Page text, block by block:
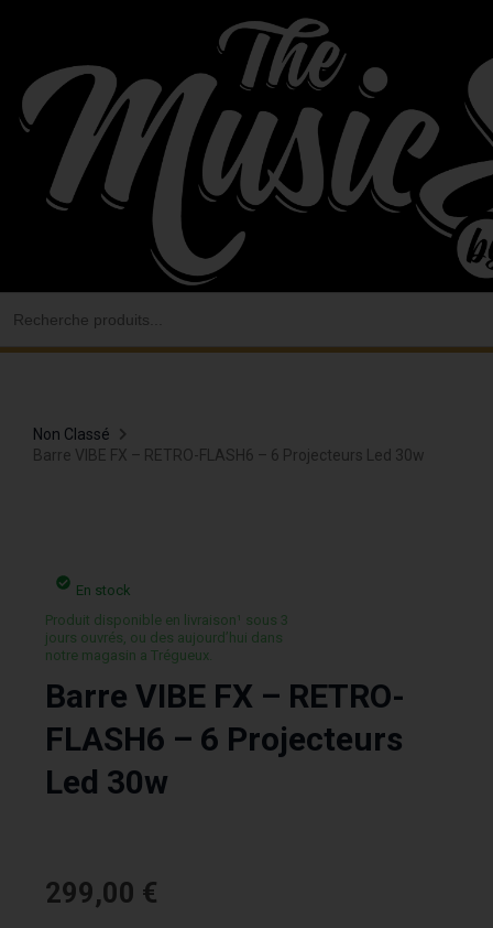
contenu
Non Classé
Barre VIBE FX – RETRO-FLASH6 – 6 Projecteurs Led 30w
En stock
Produit disponible en livraison¹ sous 3
jours ouvrés, ou des aujourd’hui dans
notre magasin a Trégueux.
Barre VIBE FX – RETRO-
FLASH6 – 6 Projecteurs
Led 30w
299,00 €